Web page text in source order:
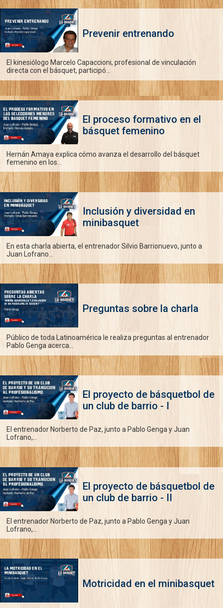
Prevenir entrenando
El kinesiólogo Marcelo Capaccioni, profesional de vinculación
directa con el básquet, participó...
El proceso formativo en el
básquet femenino
Hernán Amaya explica cómo avanza el desarrollo del básquet
femenino en los...
Inclusión y diversidad en
minibasquet
En esta charla abierta, el entrenador Silvio Barrionuevo, junto a
Juan Lofrano...
Preguntas sobre la charla
Público de toda Latinoamérica le realiza preguntas al entrenador
Pablo Genga acerca...
El proyecto de básquetbol de
un club de barrio - I
El entrenador Norberto de Paz, junto a Pablo Genga y Juan
Lofrano,...
El proyecto de básquetbol de
un club de barrio - II
El entrenador Norberto de Paz, junto a Pablo Genga y Juan
Lofrano,...
Motricidad en el minibasquet